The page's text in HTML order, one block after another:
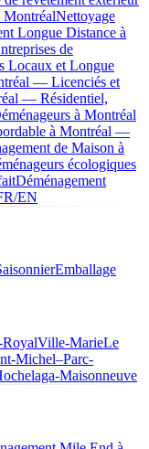
MontréalNettoyage
Longue Distance à
de
Locaux et Longue
— Licenciés et
— Résidentiel,
à Montréal
à Montréal —
de Maison à
écologiques
Déménagement
EN
Emballage
Ville-MarieLe
Michel–Parc-
Maisonneuve